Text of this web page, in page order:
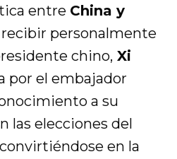
entre China y
recibir personalmente
chino, Xi
por el embajador
a su
las elecciones del
en la